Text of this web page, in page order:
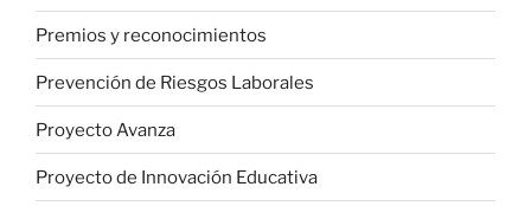
Premios y reconocimientos
Prevención de Riesgos Laborales
Proyecto Avanza
Proyecto de Innovación Educativa